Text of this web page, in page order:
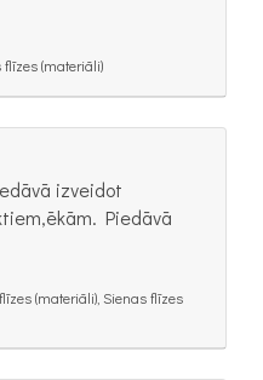
(materiāli)
izveidot
Piedāvā
(materiāli), Sienas flīzes